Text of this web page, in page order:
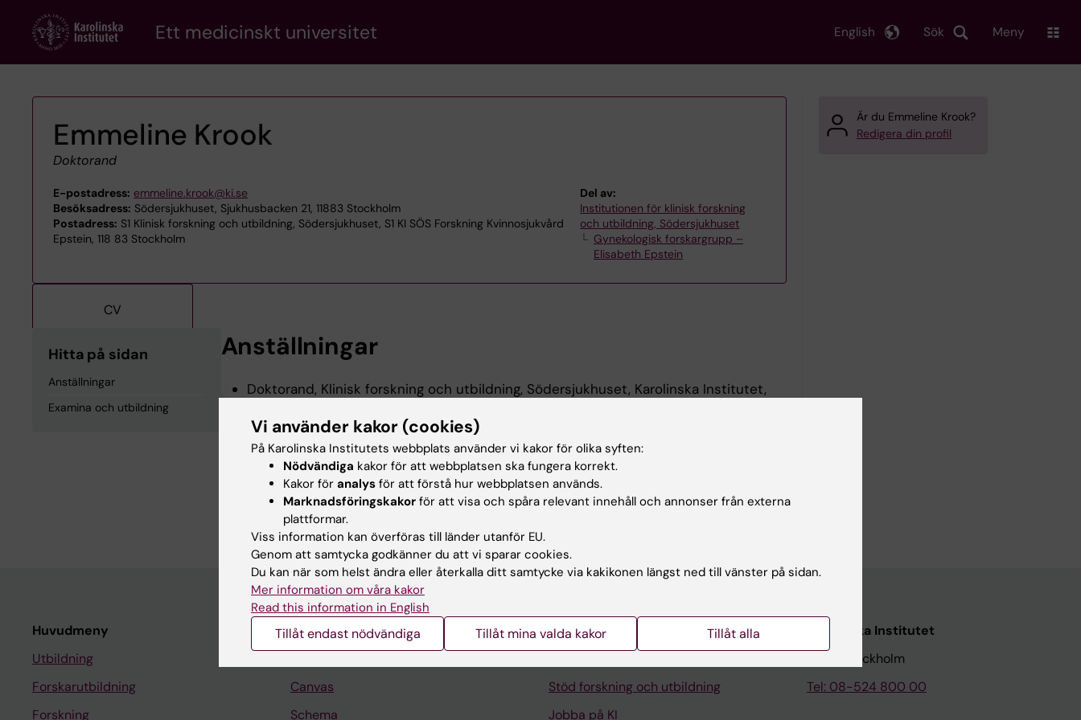
content
Ett medicinskt universitet Sök
English Meny
Emmeline Krook
Doktorand
E-postadress: emmeline.krook@ki.se
Besöksadress: Södersjukhuset, Sjukhusbacken 21, 11883 Stockholm
Postadress: S1 Klinisk forskning och utbildning, Södersjukhuset, S1 KI SÖS Forskning Kvinnosjukvård
Epstein, 118 83 Stockholm
Del av:
Institutionen för klinisk forskning
och utbildning, Södersjukhuset
Gynekologisk forskargrupp –
Elisabeth Epstein
CV
Hitta på sidan
Anställningar
Examina och utbildning
Anställningar
Doktorand, Klinisk forskning och utbildning, Södersjukhuset, Karolinska Institutet,
Examina och utbildning
Läkarexamen, Karolinska Institutet, 2017
Är du Emmeline Krook?
Redigera din profil
Huvudmeny
Utbildning
Forskarutbildning
Forskning
Student
Canvas
Schema
Kontakta och besök KI
Stöd forskning och utbildning
Jobba på KI
Karolinska Institutet
171 77 Stockholm
Tel: 08-524 800 00
Vi använder kakor (cookies)
På Karolinska Institutets webbplats använder vi kakor för olika syften:
Nödvändiga kakor för att webbplatsen ska fungera korrekt.
Kakor för analys för att förstå hur webbplatsen används.
Marknadsföringskakor för att visa och spåra relevant innehåll och annonser från externa
plattformar.
Viss information kan överföras till länder utanför EU.
Genom att samtycka godkänner du att vi sparar cookies.
Du kan när som helst ändra eller återkalla ditt samtycke via kakikonen längst ned till vänster på sidan.
Mer information om våra kakor
Read this information in English
Tillåt endast nödvändiga Tillåt mina valda kakor Tillåt alla